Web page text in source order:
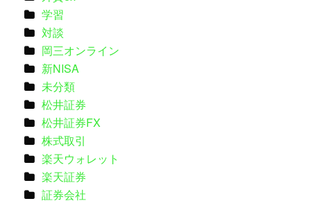
学習
対談
岡三オンライン
新NISA
未分類
松井証券
松井証券FX
株式取引
楽天ウォレット
楽天証券
証券会社